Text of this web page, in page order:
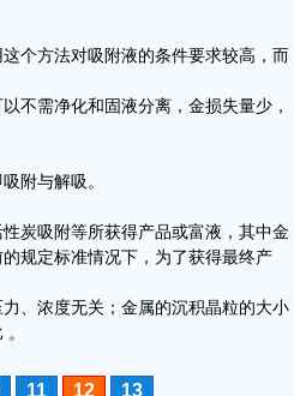
个方法对吸附液的条件要求较高，而
不需净化和固液分离，金损失量少，
附与解吸。
炭吸附等所获得产品或富液，其中金
规定标准情况下，为了获得最终产
、浓度无关；金属的沉积晶粒的大小
11 12 13